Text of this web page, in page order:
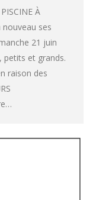
À
nouveau ses
21 juin
petits et grands.
raison des